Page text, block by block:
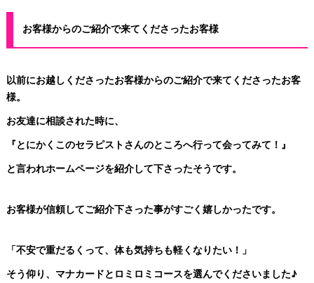
お客様からのご紹介で来てくださったお客様
以前にお越しくださったお客様からのご紹介で来てくださったお客
様。
お友達に相談された時に、
『とにかくこのセラピストさんのところへ行って会ってみて！』
と言われホームページを紹介して下さったそうです。
お客様が信頼してご紹介下さった事がすごく嬉しかったです。
「不安で重だるくって、体も気持ちも軽くなりたい！」
そう仰り、マナカードとロミロミコースを選んでくださいました♪